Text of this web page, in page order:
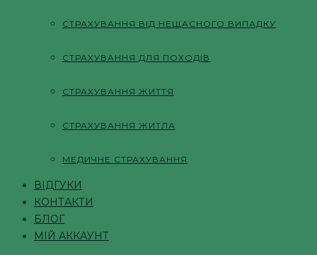
СТРАХУВАННЯ ВІД НЕЩАСНОГО ВИПАДКУ
СТРАХУВАННЯ ДЛЯ ПОХОДІВ
СТРАХУВАННЯ ЖИТТЯ
СТРАХУВАННЯ ЖИТЛА
МЕДИЧНЕ СТРАХУВАННЯ
ВІДГУКИ
КОНТАКТИ
БЛОГ
МІЙ АККАУНТ